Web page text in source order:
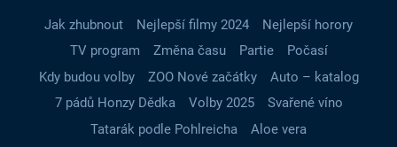
Jak zhubnout Nejlepší filmy 2024
Nejlepší horory
TV program
Změna času Partie
Počasí
Kdy budou volby
ZOO Nové začátky
Auto – katalog
7 pádů Honzy Dědka
Volby 2025
Svařené víno
Tatarák podle Pohlreicha
Aloe vera